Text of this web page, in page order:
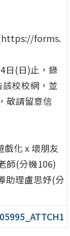
forms.
日(日)止，錄
校校網，並
敬請留意信
戲化 x 壞朋友
師(分機106)
助理盧思妤(分